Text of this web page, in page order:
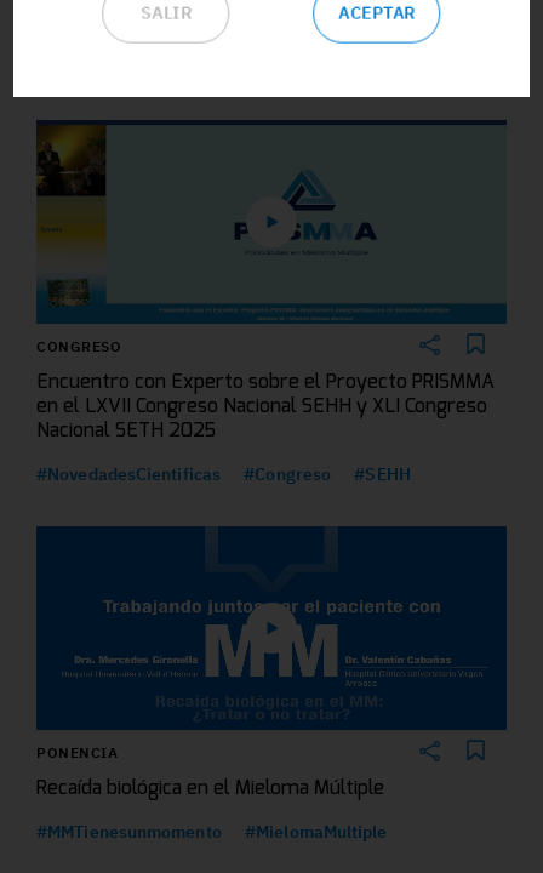
SALIR ACEPTAR
CONGRESO
Encuentro con Experto sobre el Proyecto PRISMMA
en el LXVII Congreso Nacional SEHH y XLI Congreso
Nacional SETH 2025
#NovedadesCientificas #Congreso #SEHH
PONENCIA
Recaída biológica en el Mieloma Múltiple
#MMTienesunmomento #MielomaMultiple